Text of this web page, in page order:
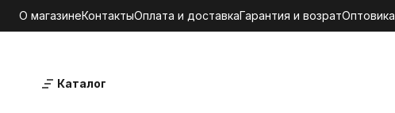
О магазинеКонтактыОплата и доставкаГарантия и возрат
Каталог